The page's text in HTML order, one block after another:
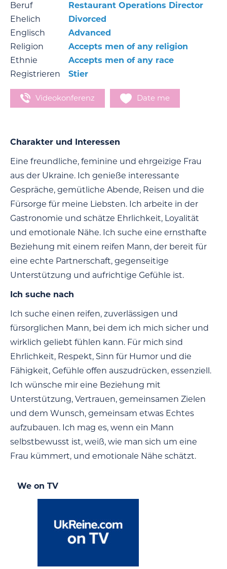
Beruf
Restaurant Operations Director
Ehelich
Divorced
Englisch
Advanced
Religion
Accepts men of any religion
Ethnie
Accepts men of any race
Registrieren
Stier
Videokonferenz Date me
Charakter und Interessen
Eine freundliche, feminine und ehrgeizige Frau
aus der Ukraine. Ich genieße interessante
Gespräche, gemütliche Abende, Reisen und die
Fürsorge für meine Liebsten. Ich arbeite in der
Gastronomie und schätze Ehrlichkeit, Loyalität
und emotionale Nähe. Ich suche eine ernsthafte
Beziehung mit einem reifen Mann, der bereit für
eine echte Partnerschaft, gegenseitige
Unterstützung und aufrichtige Gefühle ist.
Ich suche nach
Ich suche einen reifen, zuverlässigen und
fürsorglichen Mann, bei dem ich mich sicher und
wirklich geliebt fühlen kann. Für mich sind
Ehrlichkeit, Respekt, Sinn für Humor und die
Fähigkeit, Gefühle offen auszudrücken, essenziell.
Ich wünsche mir eine Beziehung mit
Unterstützung, Vertrauen, gemeinsamen Zielen
und dem Wunsch, gemeinsam etwas Echtes
aufzubauen. Ich mag es, wenn ein Mann
selbstbewusst ist, weiß, wie man sich um eine
Frau kümmert, und emotionale Nähe schätzt.
We on TV